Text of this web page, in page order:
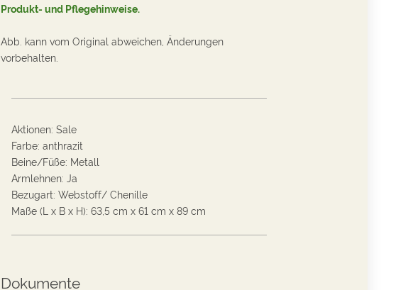
Produkt- und Pflegehinweise.
Abb. kann vom Original abweichen, Änderungen
vorbehalten.
Aktionen: Sale
Farbe: anthrazit
Beine/Füße: Metall
Armlehnen: Ja
Bezugart: Webstoff/ Chenille
Maße (L x B x H): 63,5 cm x 61 cm x 89 cm
Dokumente